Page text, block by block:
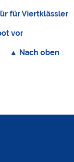
für Viertklässler
vor
▲ Nach oben